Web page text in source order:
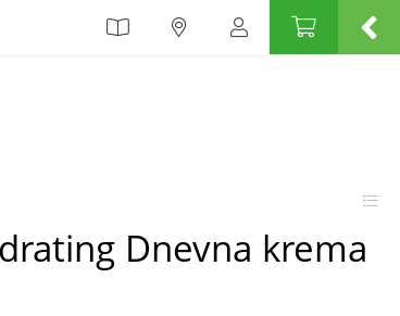
Dnevna krema